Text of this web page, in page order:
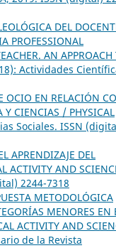
DEL
PROFESSIONAL
AN APPROACH
Actividades
OCIO EN RELACIÓN
Y CIENCIAS / PHYSICAL
Sociales. ISSN
APRENDIZAJE DEL
ACTIVITY AND
2244-7318
METODOLÓGICA
MENORES EN
ACTIVITY AND
de la Revista